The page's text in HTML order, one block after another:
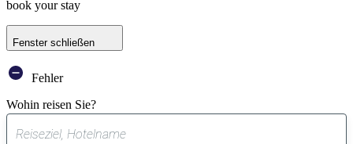
book your stay
Fenster schließen
Fehler
Wohin reisen Sie?